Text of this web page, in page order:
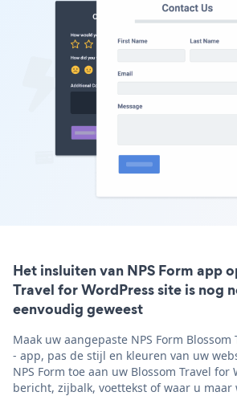
Het insluiten van NPS Form app
Travel for WordPress site is nog
eenvoudig geweest
Maak uw aangepaste NPS Form Blossom
- app, pas de stijl en kleuren van uw
NPS Form toe aan uw Blossom Travel for
bericht, zijbalk, voettekst of waar u maar